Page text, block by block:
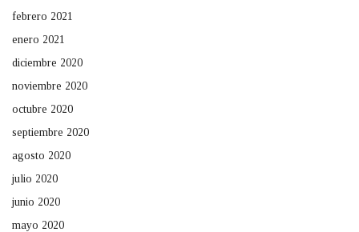
febrero 2021
enero 2021
diciembre 2020
noviembre 2020
octubre 2020
septiembre 2020
agosto 2020
julio 2020
junio 2020
mayo 2020